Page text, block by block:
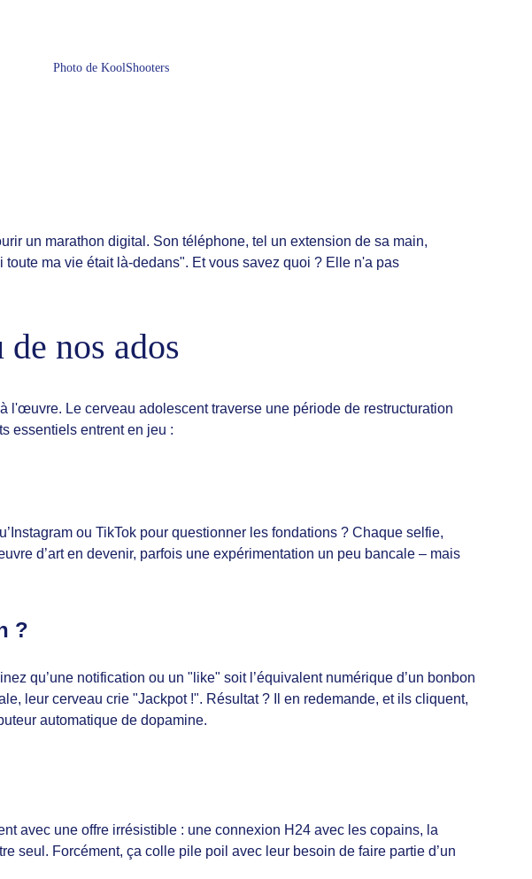
Photo de KoolShooters
un marathon digital. Son téléphone, tel un extension de sa main,
ma vie était là-dedans". Et vous savez quoi ? Elle n'a pas
nos ados
Le cerveau adolescent traverse une période de restructuration
essentiels entrent en jeu :
ou TikTok pour questionner les fondations ? Chaque selfie,
d’art en devenir, parfois une expérimentation un peu bancale – mais
?
qu’une notification ou un "like" soit l’équivalent numérique d’un bonbon
leur cerveau crie "Jackpot !". Résultat ? Il en redemande, et ils cliquent,
automatique de dopamine.
avec une offre irrésistible : une connexion H24 avec les copains, la
seul. Forcément, ça colle pile poil avec leur besoin de faire partie d’un